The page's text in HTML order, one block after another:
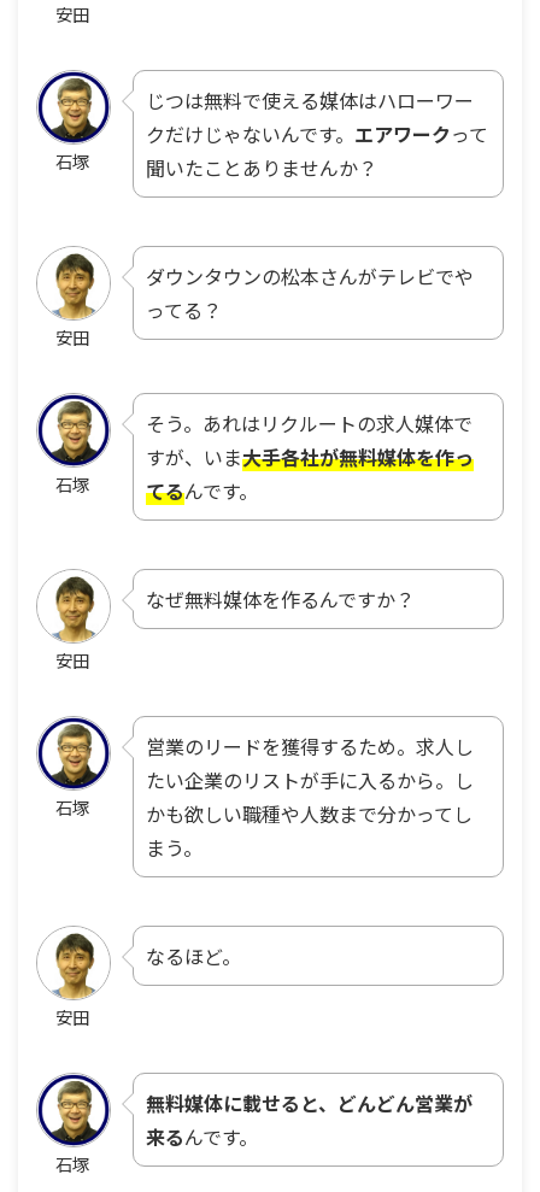
安田
石塚
じつは無料で使える媒体はハローワー
クだけじゃないんです。 エアワークって
聞いたことありませんか？
安田
ダウンタウンの松本さんがテレビでや
ってる？
石塚
そう。あれはリクルートの求人媒体で
すが、いま大手各社が無料媒体を作っ
てるんです。
安田
なぜ無料媒体を作るんですか？
石塚
営業のリードを獲得するため。求人し
たい企業のリストが手に入るから。し
かも欲しい職種や人数まで分かってし
まう。
安田
なるほど。
石塚
無料媒体に載せると、どんどん営業が
来るんです。